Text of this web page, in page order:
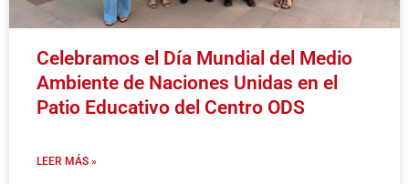
Celebramos el Día Mundial del Medio
Ambiente de Naciones Unidas en el
Patio Educativo del Centro ODS
LEER MÁS »